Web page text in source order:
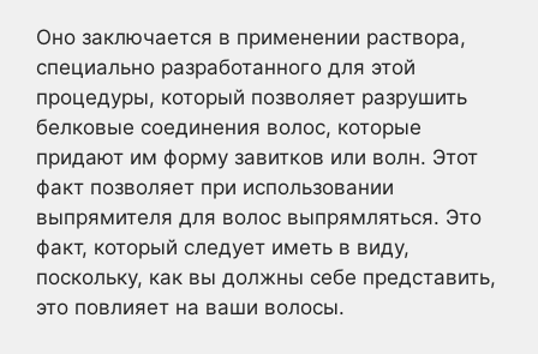
Оно заключается в применении раствора,
специально разработанного для этой
процедуры, который позволяет разрушить
белковые соединения волос, которые
придают им форму завитков или волн. Этот
факт позволяет при использовании
выпрямителя для волос выпрямляться. Это
факт, который следует иметь в виду,
поскольку, как вы должны себе представить,
это повлияет на ваши волосы.